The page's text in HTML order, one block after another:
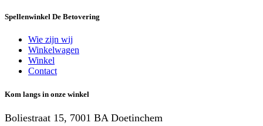
Spellenwinkel De Betover​ing
Wie zijn wij
Winkelwagen
Winkel
Contact
Kom langs in onze winkel
Boliestraat 15, 7001 BA Doetinchem